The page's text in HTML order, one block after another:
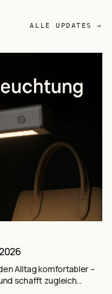
ALLE UPDATES →
Alltag komfortabler –
schafft zugleich